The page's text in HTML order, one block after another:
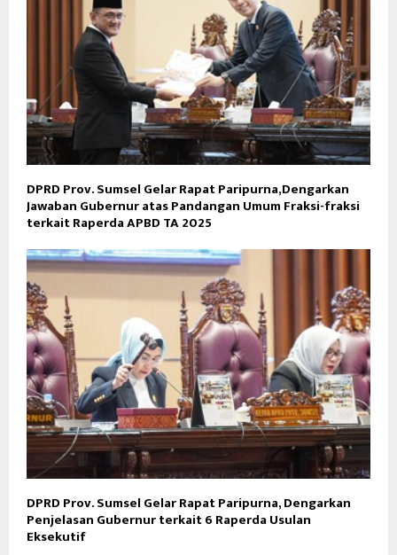
DPRD Prov. Sumsel Gelar Rapat Paripurna,Dengarkan
Jawaban Gubernur atas Pandangan Umum Fraksi-fraksi
terkait Raperda APBD TA 2025
DPRD Prov. Sumsel Gelar Rapat Paripurna, Dengarkan
Penjelasan Gubernur terkait 6 Raperda Usulan
Eksekutif